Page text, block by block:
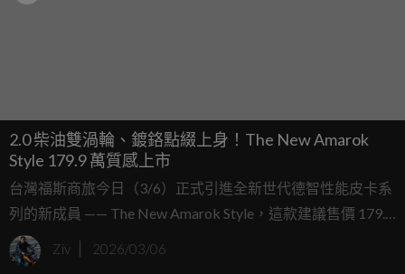
2.0 柴油雙渦輪、鍍鉻點綴上身！The New Amarok
Style 179.9 萬質感上市
台灣福斯商旅今日（3/6）正式引進全新世代德智性能皮卡系
列的新成員 —— The New Amarok Style，這款建議售價 179.9
萬的新車，定位在追求「都會精緻」與「硬派越野」的交界
點，目標客群鎖定那些渴望擁有皮卡強悍機能，卻又不願放
Ziv 2026/03/06